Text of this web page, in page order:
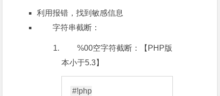
利用报错，找到敏感信息
字符串截断：
%00空字符截断：【PHP版
本小于5.3】
#!php